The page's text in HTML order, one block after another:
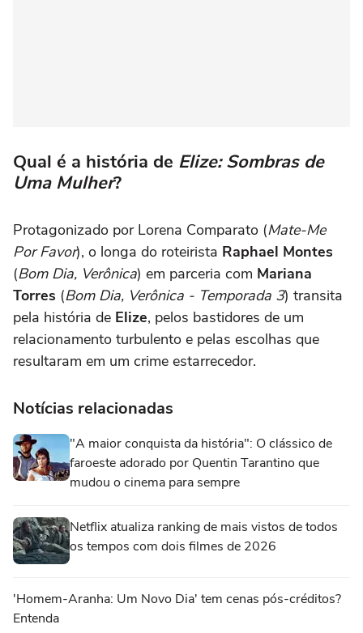
Qual é a história de Elize: Sombras de
Uma Mulher?
Protagonizado por Lorena Comparato (Mate-Me
Por Favor), o longa do roteirista Raphael Montes
(Bom Dia, Verônica) em parceria com Mariana
Torres (Bom Dia, Verônica - Temporada 3) transita
pela história de Elize, pelos bastidores de um
relacionamento turbulento e pelas escolhas que
resultaram em um crime estarrecedor.
Notícias relacionadas
"A maior conquista da história": O clássico de
faroeste adorado por Quentin Tarantino que
mudou o cinema para sempre
Netflix atualiza ranking de mais vistos de todos
os tempos com dois filmes de 2026
'Homem-Aranha: Um Novo Dia' tem cenas pós-créditos?
Entenda